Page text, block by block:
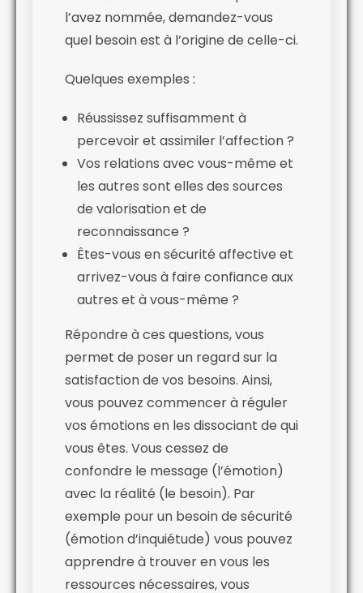
l’avez nommée, demandez-vous
quel besoin est à l’origine de celle-ci.
Quelques exemples :
Réussissez suffisamment à
percevoir et assimiler l’affection ?
Vos relations avec vous-même et
les autres sont elles des sources
de valorisation et de
reconnaissance ?
Êtes-vous en sécurité affective et
arrivez-vous à faire confiance aux
autres et à vous-même ?
Répondre à ces questions, vous
permet de poser un regard sur la
satisfaction de vos besoins. Ainsi,
vous pouvez commencer à réguler
vos émotions en les dissociant de qui
vous êtes. Vous cessez de
confondre le message (l’émotion)
avec la réalité (le besoin). Par
exemple pour un besoin de sécurité
(émotion d’inquiétude) vous pouvez
apprendre à trouver en vous les
ressources nécessaires, vous